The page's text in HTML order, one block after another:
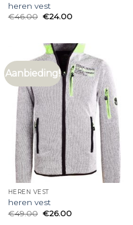
heren vest
€46.00 €24.00
Aanbieding!
HEREN VEST
heren vest
€49.00 €26.00